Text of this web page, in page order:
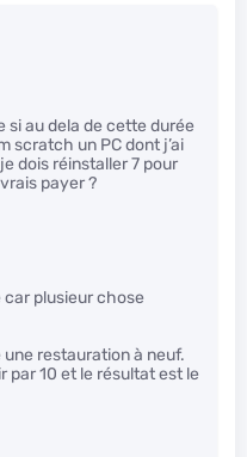
si au dela de cette durée
scratch un PC dont j’ai
dois réinstaller 7 pour
payer ?
car plusieur chose
une restauration à neuf.
par 10 et le résultat est le